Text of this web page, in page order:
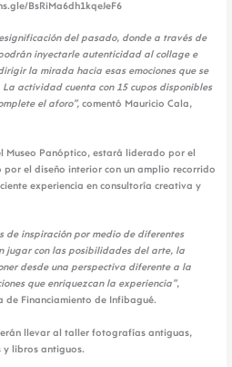
BsRiMa6dh1kqeJeF6
del pasado, donde a través de
inyectarle autenticidad al collage e
la mirada hacia esas emociones que se
actividad cuenta con 15 cupos disponibles
el aforo”,comentó Mauricio Cala,
Museo Panóptico, estará liderado por el
el diseño interior con un amplio recorrido
experiencia en consultoría creativa y
de inspiración por medio de diferentes
jugar con las posibilidades del arte, la
desde una perspectiva diferente a la
que enriquezcan la experiencia”,
de Financiamiento de Infibagué.
llevar al taller fotografías antiguas,
y libros antiguos.